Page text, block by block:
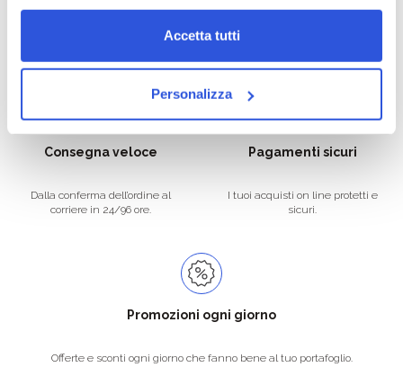
Accetta tutti
Personalizza
per soddisfare tutte le esigenze.
la spedizione la regaliamo noi.
Consegna veloce
Dalla conferma dell’ordine al
corriere in 24/96 ore.
Pagamenti sicuri
I tuoi acquisti on line protetti e
sicuri.
Promozioni ogni giorno
Offerte e sconti ogni giorno che fanno bene al tuo portafoglio.